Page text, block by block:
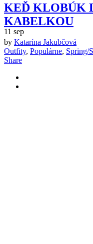
september
2017
11 sep
KEĎ KLOBÚK
KABELKOU
by Katarína Jakubčová
Outfity, Populárne, Spring/
Share